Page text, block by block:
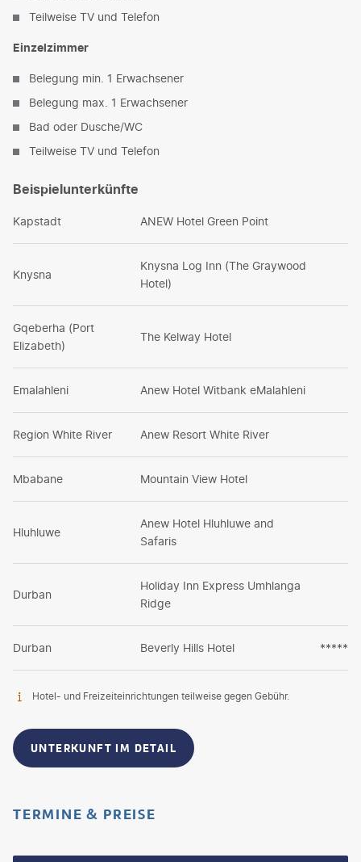
Teilweise TV und Telefon
Einzelzimmer
Belegung min. 1 Erwachsener
Belegung max. 1 Erwachsener
Bad oder Dusche/WC
Teilweise TV und Telefon
Beispielunterkünfte
Kapstadt ANEW Hotel Green Point
Knysna
Knysna Log Inn (The Graywood
Hotel)
Gqeberha (Port
Elizabeth)
The Kelway Hotel
Emalahleni Anew Hotel Witbank eMalahleni
Region White River Anew Resort White River
Mbabane Mountain View Hotel
Hluhluwe
Anew Hotel Hluhluwe and
Safaris
Durban
Holiday Inn Express Umhlanga
Ridge
Durban Beverly Hills Hotel *****
Hotel- und Freizeiteinrichtungen teilweise gegen Gebühr.
UNTERKUNFT IM DETAIL
TERMINE & PREISE